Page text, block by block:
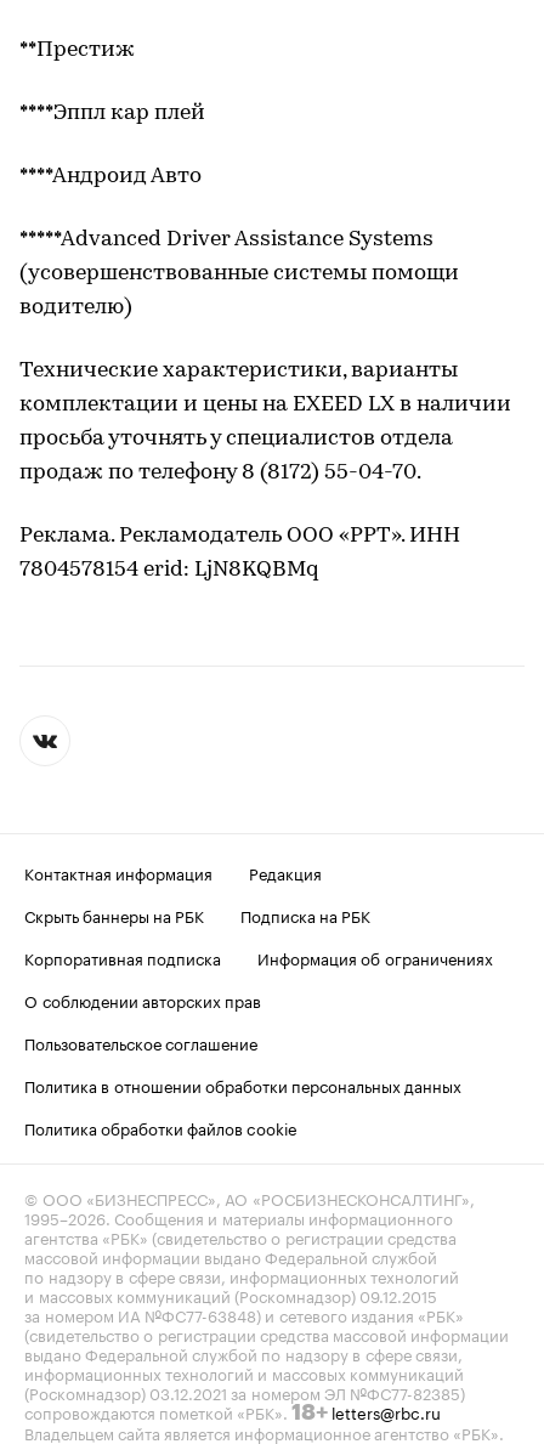
**Престиж
****Эппл кар плей
****Андроид Авто
*****Advanced Driver Assistance Systems
(усовершенствованные системы помощи
водителю)
Технические характеристики, варианты
комплектации и цены на EXEED LX в наличии
просьба уточнять у специалистов отдела
продаж по телефону 8 (8172) 55-04-70.
Реклама. Рекламодатель ООО «РРТ». ИНН
7804578154 erid: LjN8KQBMq
Контактная информация
Редакция
Скрыть баннеры на РБК
Подписка на РБК
Корпоративная подписка
Информация об ограничениях
О соблюдении авторских прав
Пользовательское соглашение
Политика в отношении обработки персональных данных
Политика обработки файлов cookie
© ООО «БИЗНЕСПРЕСС», АО «РОСБИЗНЕСКОНСАЛТИНГ»,
1995–2026 . Сообщения и материалы информационного
агентства «РБК» (свидетельство о регистрации средства
массовой информации выдано Федеральной службой
по надзору в сфере связи, информационных технологий
и массовых коммуникаций (Роскомнадзор) 09.12.2015
за номером ИА №ФС77-63848) и сетевого издания «РБК»
(свидетельство о регистрации средства массовой информации
выдано Федеральной службой по надзору в сфере связи,
информационных технологий и массовых коммуникаций
(Роскомнадзор) 03.12.2021 за номером ЭЛ №ФС77-82385)
сопровождаются пометкой «РБК». 18+ letters@rbc.ru
Владельцем сайта является информационное агентство «РБК».